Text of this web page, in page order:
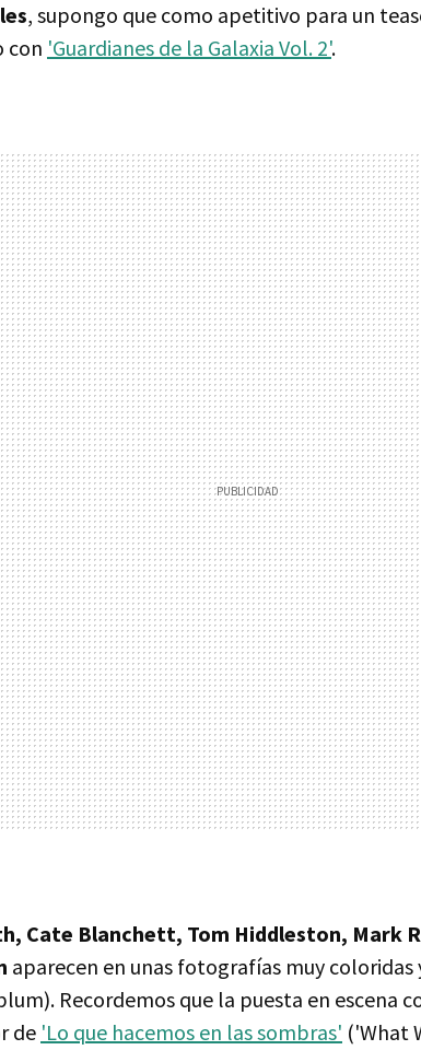
, supongo que como apetitivo para un
con 'Guardianes de la Galaxia Vol. 2'.
Cate Blanchett, Tom Hiddleston, Mark
aparecen en unas fotografías muy
Recordemos que la puesta en escena
de 'Lo que hacemos en las sombras' ('What